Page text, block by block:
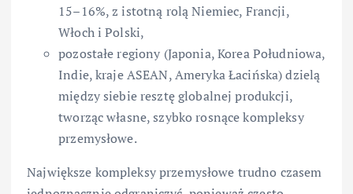
15–16%, z istotną rolą Niemiec, Francji,
Włoch i Polski,
pozostałe regiony (Japonia, Korea Południowa,
Indie, kraje ASEAN, Ameryka Łacińska) dzielą
między siebie resztę globalnej produkcji,
tworząc własne, szybko rosnące kompleksy
przemysłowe.
Największe kompleksy przemysłowe trudno czasem